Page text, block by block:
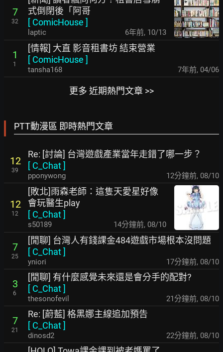
7
32
式倒閉後「阿哥
[ ComicHouse ]
laptic 6年前, 10/13
1
1
[情報] 大直 影音租書坊 結束營業
[ ComicHouse ]
tansha168 7年前, 04/06
更多 近期熱門文章 >>
PTT動漫區 即時熱門文章
12
39
Re: [討論] 台灣遊戲產業當年走錯了哪一步？
[ C_Chat]
pponywong 12分鐘前, 08/10
12
12
[敗北]雨森老師：這隻天愛星好像
會玩醫生play
[ C_Chat]
s50189 14分鐘前, 08/10
7
25
[閒聊] 台灣人有錢課金484遊戲市場根本沒問題
[ C_Chat]
yniori 17分鐘前, 08/10
3
6
[閒聊] 有什麼感覺未來還是會分手的配對?
[ C_Chat]
thesonofevil 21分鐘前, 08/10
7
21
Re: [蔚藍] 格黑娜主線追加預告
[ C_Chat]
dinosd2 22分鐘前, 08/10